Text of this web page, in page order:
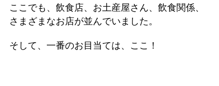
ここでも、飲食店、お土産屋さん、飲食関係、
さまざまなお店が並んでいました。
そして、一番のお目当ては、ここ！